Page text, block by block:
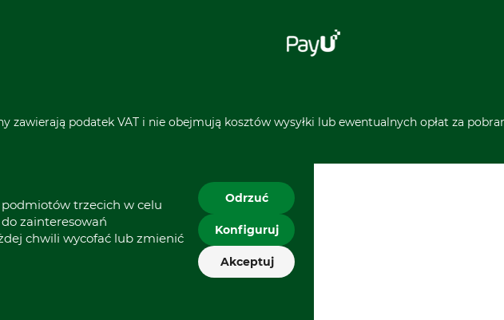
zawierają podatek VAT i nie obejmują kosztów wysyłki lub ewentualnych opłat za
trzecich w celu
zainteresowań
chwili wycofać lub zmienić
Odrzuć
Konfiguruj
Akceptuj